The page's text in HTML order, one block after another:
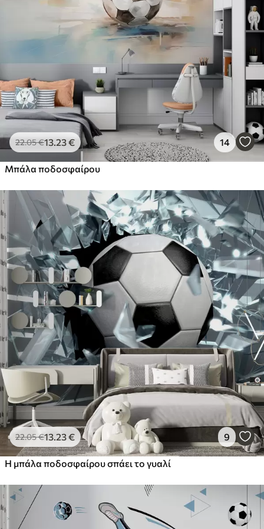
22.05€13 .23€ 14
Μπάλα ποδοσφαίρου
22.05€13 .23€ 9
Η μπάλα ποδοσφαίρου σπάει το γυαλί